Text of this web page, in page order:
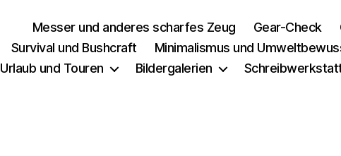
Messer und anderes scharfes Zeug Gear-Check
Survival und Bushcraft
Minimalismus und
Urlaub und Touren
Bildergalerien